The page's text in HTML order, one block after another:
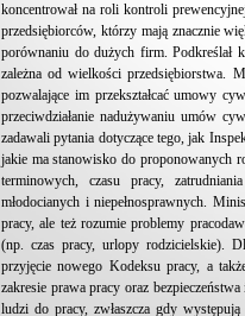
koncentrował na roli kontroli
przedsiębiorców, którzy mają znacznie
porównaniu do dużych firm. Podkreślał
zależna od wielkości przedsiębiorstwa.
pozwalające im przekształcać umowy
przeciwdziałanie nadużywaniu umów
zadawali pytania dotyczące tego, jak
jakie ma stanowisko do proponowanych
terminowych, czasu pracy,
młodocianych i niepełnosprawnych.
pracy, ale też rozumie problemy
(np. czas pracy, urlopy rodzicielskie).
przyjęcie nowego Kodeksu pracy, a
zakresie prawa pracy oraz
ludzi do pracy, zwłaszcza gdy